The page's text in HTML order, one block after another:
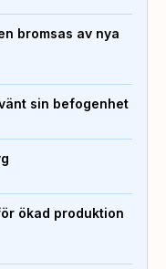
bromsas av nya
sin befogenhet
ökad produktion